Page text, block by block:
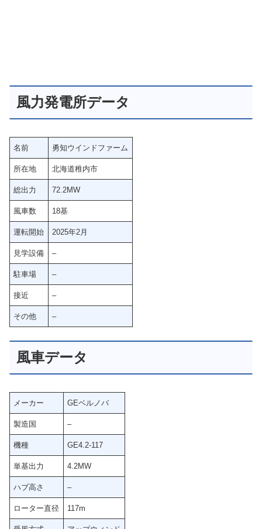
風力発電所データ
名前 勇知ウインドファーム
所在地 北海道稚内市
総出力 72.2MW
風車数 18基
運転開始 2025年2月
見学設備 –
駐車場 –
接近 –
その他 –
風車データ
メーカー GEベルノバ
製造国 –
機種 GE4.2-117
単基出力 4.2MW
ハブ高さ –
ローター直径 117m